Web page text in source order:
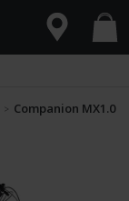
> Companion MX1.0